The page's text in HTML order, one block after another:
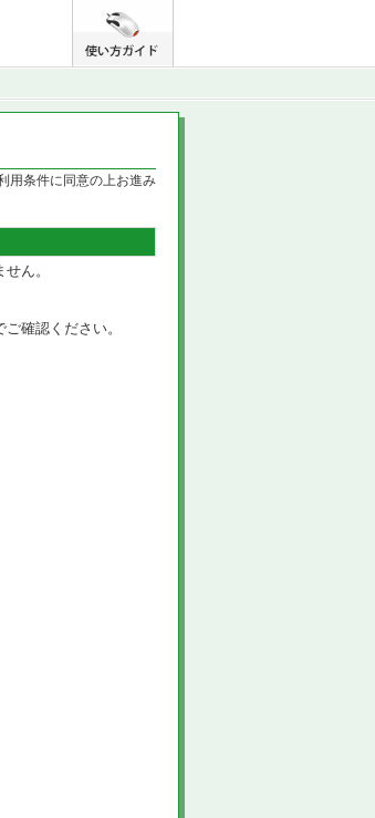
用条件に同意の上お進み
ん。
確認ください。